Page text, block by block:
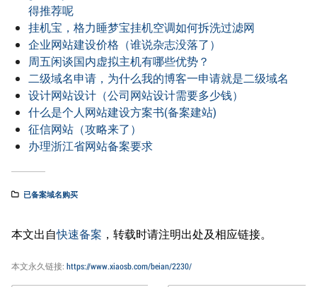
得推荐呢
挂机宝，格力睡梦宝挂机空调如何拆洗过滤网
企业网站建设价格（谁说杂志没落了）
周五闲谈国内虚拟主机有哪些优势？
二级域名申请，为什么我的博客一申请就是二级域名
设计网站设计（公司网站设计需要多少钱）
什么是个人网站建设方案书(备案建站)
征信网站（攻略来了）
办理浙江省网站备案要求
已备案域名购买
本文出自快速备案 ，转载时请注明出处及相应链接。
本文永久链接: https://www.xiaosb.com/beian/2230/